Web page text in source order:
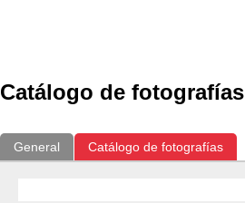
Catálogo de fotografías
General Catálogo de fotografías